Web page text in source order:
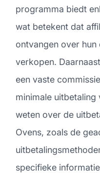
programma biedt
wat betekent dat
ontvangen over
verkopen.
een vaste
minimale uitbetaling
weten over de
Ovens, zoals de
specifieke